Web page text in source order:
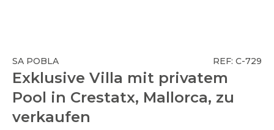
SA POBLA REF: C-729
Exklusive Villa mit privatem
Pool in Crestatx, Mallorca, zu
verkaufen